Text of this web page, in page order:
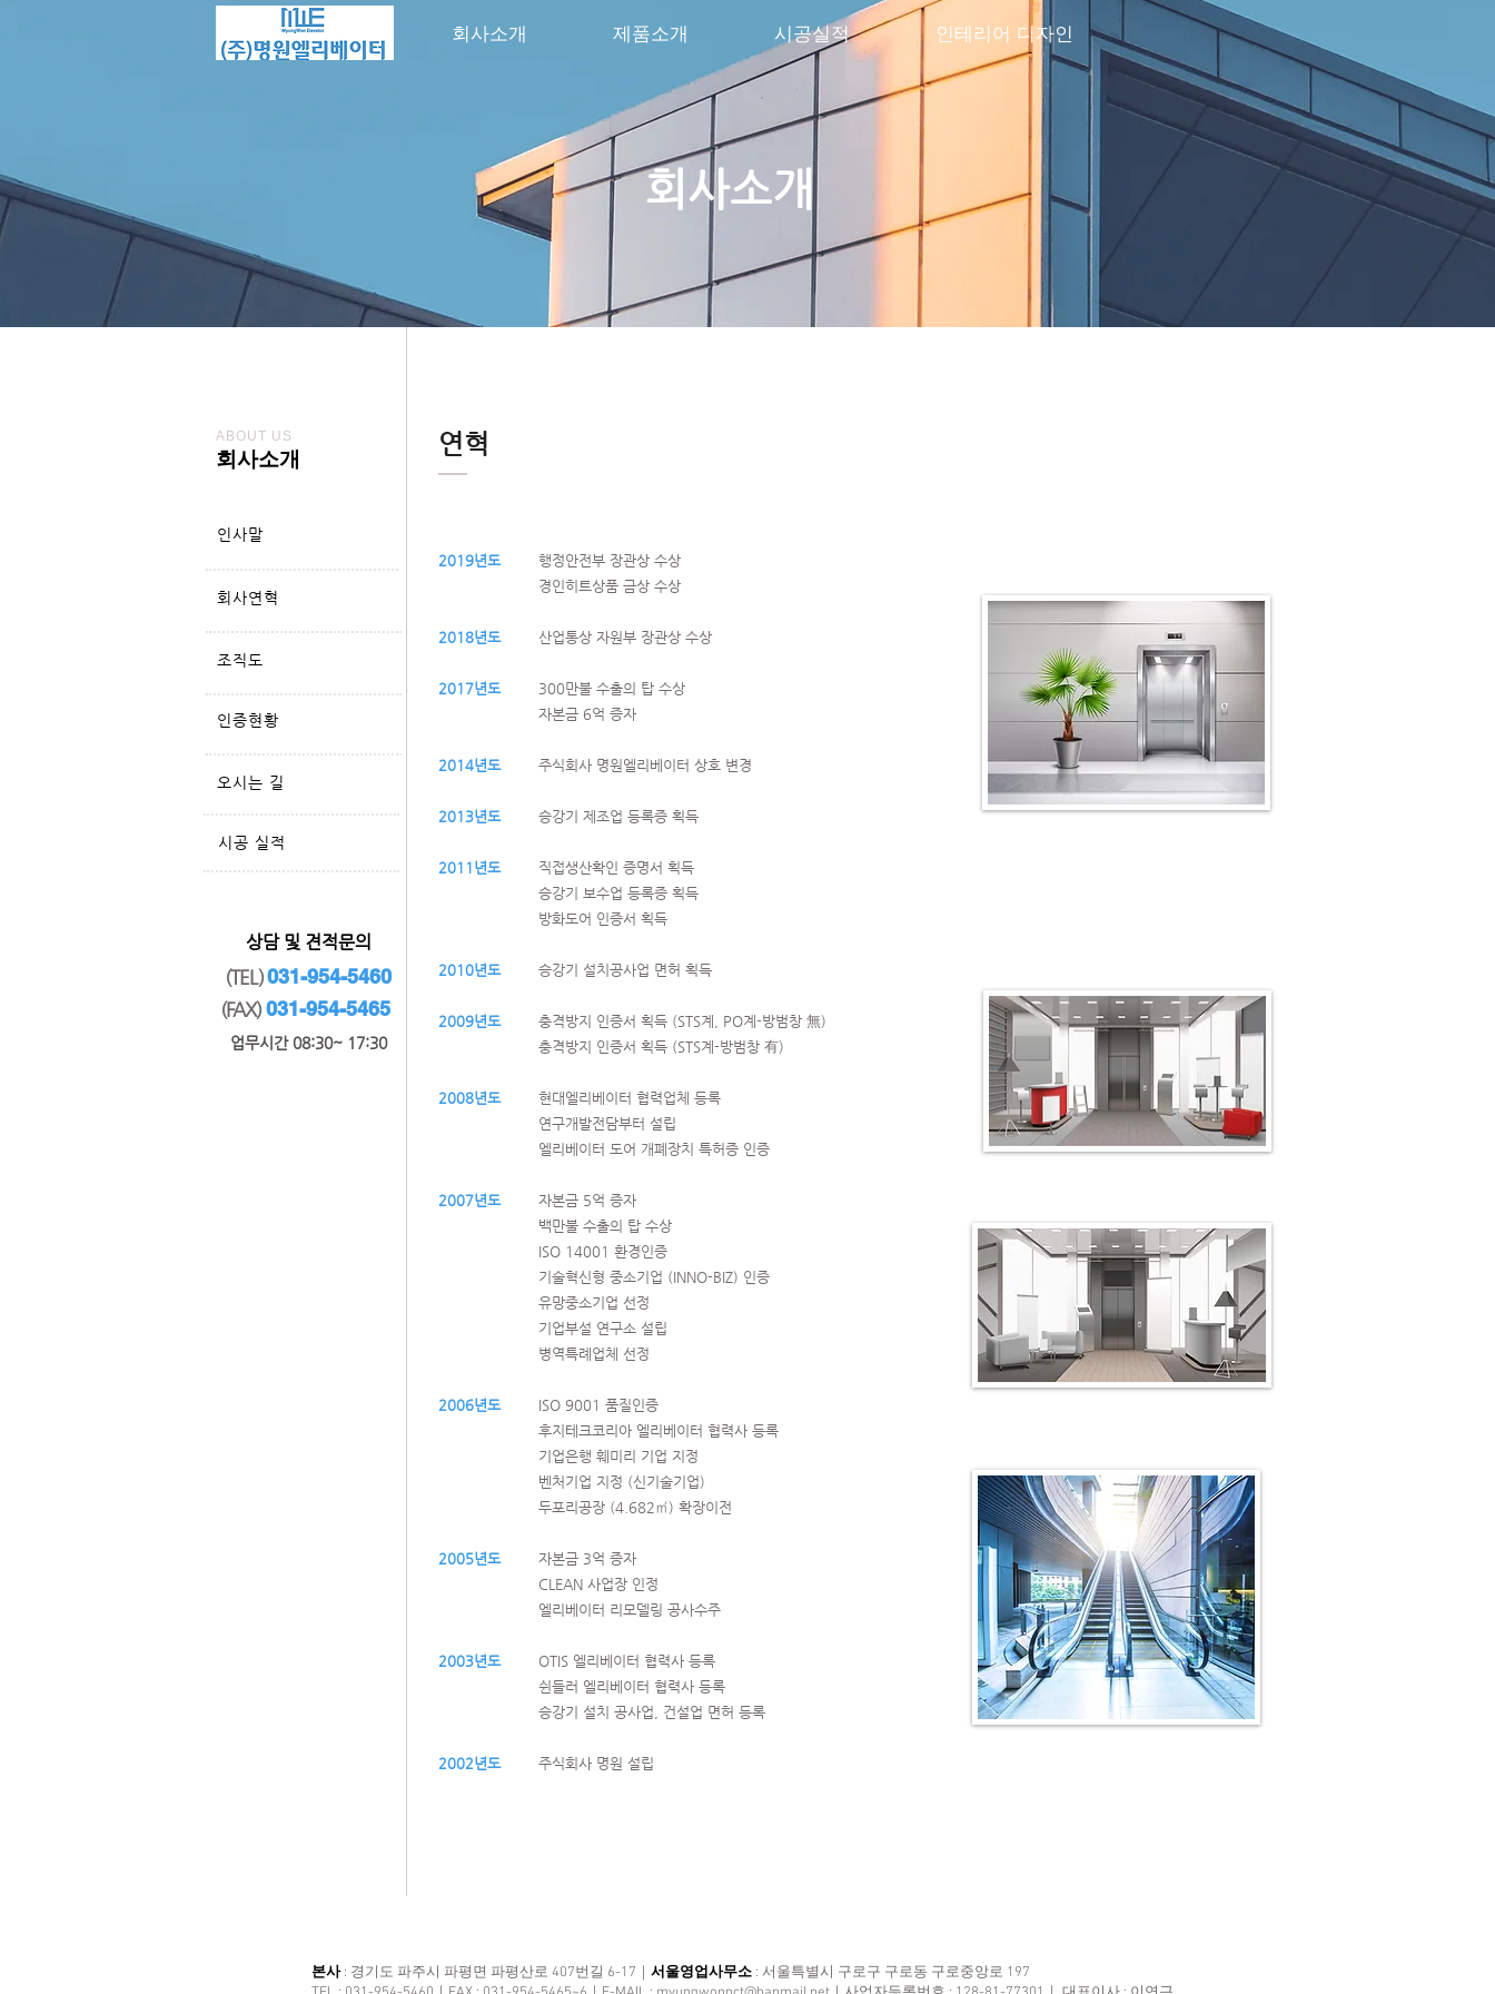
회사소개 제품소개 시공실적 인테리어 디자인
​​회사소개
ABOUT US
회사소개
인사말
회사연혁
조직도
인증현황
오시는 길
​시공 실적
​상담 및 견적문의
(TEL)031-954-5460
(FAX)031-954-5465
​업무시간 08:30~ 17:30
연혁
2019년도
2018년도
2017년도
2014년도
2013년도
2011년도
2010년도
2009년도
2008년도
2007년도
2006년도
2005년도
2003년도
2002년도
행정안전부 장관상 수상
경인히트상품 금상 수상
​산업통상 자원부 장관상 수상
300만불 수출의 탑 수상
자본금 6억 증자
주식회사 명원엘리베이터 상호 변경
승강기 제조업 등록증 획득
직접생산확인 증명서 획득
승강기 보수업 등록증 획득
방화도어 인증서 획득
승강기 설치공사업 면허 획득
​충격방지 인증서 획득 (STS계, PO계-방범창 無)
​충격방지 인증서 획득 (STS계-방범창 有)
현대엘리베이터 협력업체 등록
연구개발전담부터 설립
​엘리베이터 도어 개폐장치 특허증 인증
자본금 5억 증자
백만불 수출의 탑 수상
ISO 14001 환경인증
기술혁신형 중소기업 (INNO-BIZ) 인증
유망중소기업 선정
기업부설 연구소 설립
병역특례업체 선정
ISO 9001 품질인증
후지테크코리아 엘리베이터 협력사 등록
기업은행 훼미리 기업 지정
벤처기업 지정 (신기술기업)
두포리공장 (4.682㎡) 확장이전
자본금 3억 증자
CLEAN 사업장 인정
엘리베이터 리모델링 공사수주
OTIS 엘리베이터 협력사 등록
쉰들러 엘리베이터 협력사 등록
승강기 설치 공사업, 건설업 면허 등록
​주식회사 명원 설립
본사: 경기도 파주시 파평면 파평산로 407번길 6-17｜ 서울영업사무소 : 서울특별시 구로구 구로동 구로중앙로 197